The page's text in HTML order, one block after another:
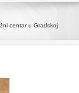
centar u Gradskoj